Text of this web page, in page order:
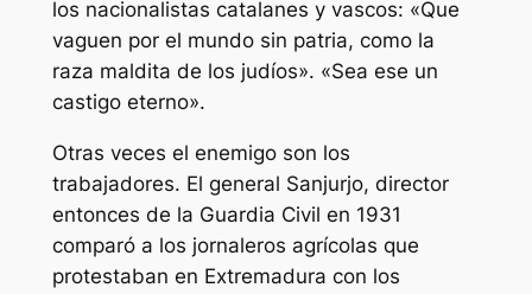
los nacionalistas catalanes y vascos: «Que
vaguen por el mundo sin patria, como la
raza maldita de los judíos». «Sea ese un
castigo eterno».
Otras veces el enemigo son los
trabajadores. El general Sanjurjo, director
entonces de la Guardia Civil en 1931
comparó a los jornaleros agrícolas que
protestaban en Extremadura con los